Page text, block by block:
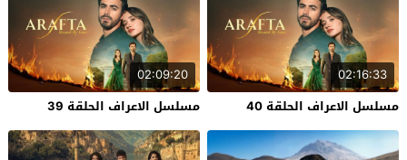
02:16:33
مسلسل الاعراف الحلقة 40
02:09:20
مسلسل الاعراف الحلقة 39